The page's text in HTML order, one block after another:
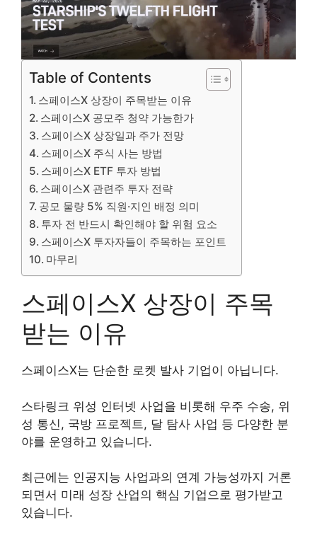
Table of Contents
스페이스X 상장이 주목받는 이유
스페이스X 공모주 청약 가능한가
스페이스X 상장일과 주가 전망
스페이스X 주식 사는 방법
스페이스X ETF 투자 방법
스페이스X 관련주 투자 전략
공모 물량 5% 직원·지인 배정 의미
투자 전 반드시 확인해야 할 위험 요소
스페이스X 투자자들이 주목하는 포인트
마무리
스페이스X 상장이 주목
받는 이유
스페이스X는 단순한 로켓 발사 기업이 아닙니다.
스타링크 위성 인터넷 사업을 비롯해 우주 수송, 위
성 통신, 국방 프로젝트, 달 탐사 사업 등 다양한 분
야를 운영하고 있습니다.
최근에는 인공지능 사업과의 연계 가능성까지 거론
되면서 미래 성장 산업의 핵심 기업으로 평가받고
있습니다.